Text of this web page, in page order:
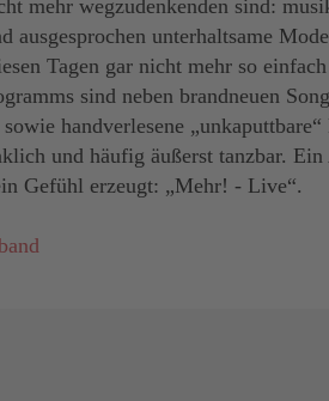
mehr wegzudenkenden sind:
ausgesprochen unterhaltsame
Tagen gar nicht mehr so
sind neben brandneuen
handverlesene
und häufig äußerst tanzbar. Ein
Gefühl erzeugt: „Mehr! - Live“.